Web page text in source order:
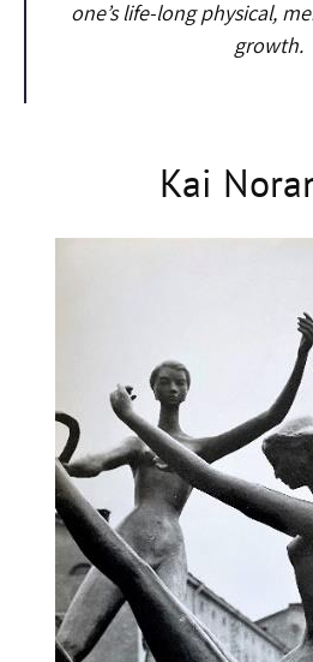
one’s life-long physical,
growth.
Kai